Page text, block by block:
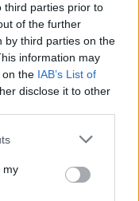
third parties prior to
of the further
by third parties on the
information may
on the IAB’s List of
disclose it to other
my